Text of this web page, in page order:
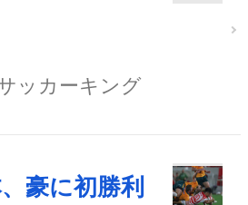
ッカーキング
豪に初勝利